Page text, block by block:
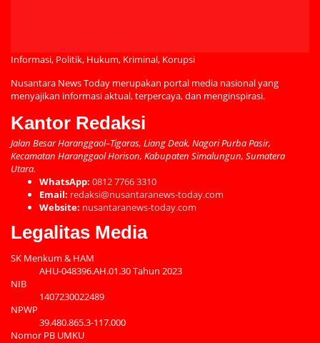
Informasi, Politik, Hukum, Kriminal, Korupsi
Nusantara News Today merupakan portal media nasional yang
menyajikan informasi aktual, terpercaya, dan menginspirasi.
Kantor Redaksi
Jalan Besar Haranggaol–Tigaras, Liang Deak, Nagori Purba Pasir,
Kecamatan Haranggaol Horison, Kabupaten Simalungun, Sumatera
Utara.
WhatsApp: 0812 7766 3310
Email: redaksi@nusantaranews-today.com
Website: nusantaranews-today.com
Legalitas Media
SK Menkum & HAM
AHU-048396.AH.01.30 Tahun 2023
NIB
1407230022489
NPWP
39.480.865.3-117.000
Nomor PB UMKU